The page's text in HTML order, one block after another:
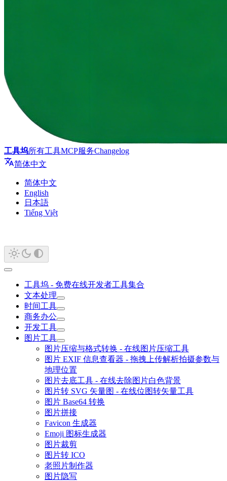
工具坞所有工具MCP服务Changelog
简体中文
简体中文
English
日本語
Tiếng Việt
工具坞 - 免费在线开发者工具集合
文本处理
时间工具
商务办公
开发工具
图片工具
图片压缩与格式转换 - 在线图片压缩工具
图片 EXIF 信息查看器 - 拖拽上传解析拍摄参数与
地理位置
图片去底工具 - 在线去除图片白色背景
图片转 SVG 矢量图 - 在线位图转矢量工具
图片 Base64 转换
图片拼接
Favicon 生成器
Emoji 图标生成器
图片裁剪
图片转 ICO
老照片制作器
图片隐写